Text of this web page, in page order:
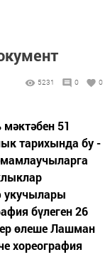
5231 0 0
51
тарихында бу -
бүлеген 26
өлеше Лашман
хореография